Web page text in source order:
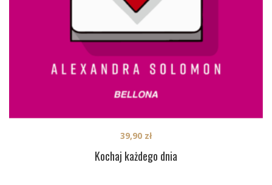
Kochaj każdego dnia
39,90 zł